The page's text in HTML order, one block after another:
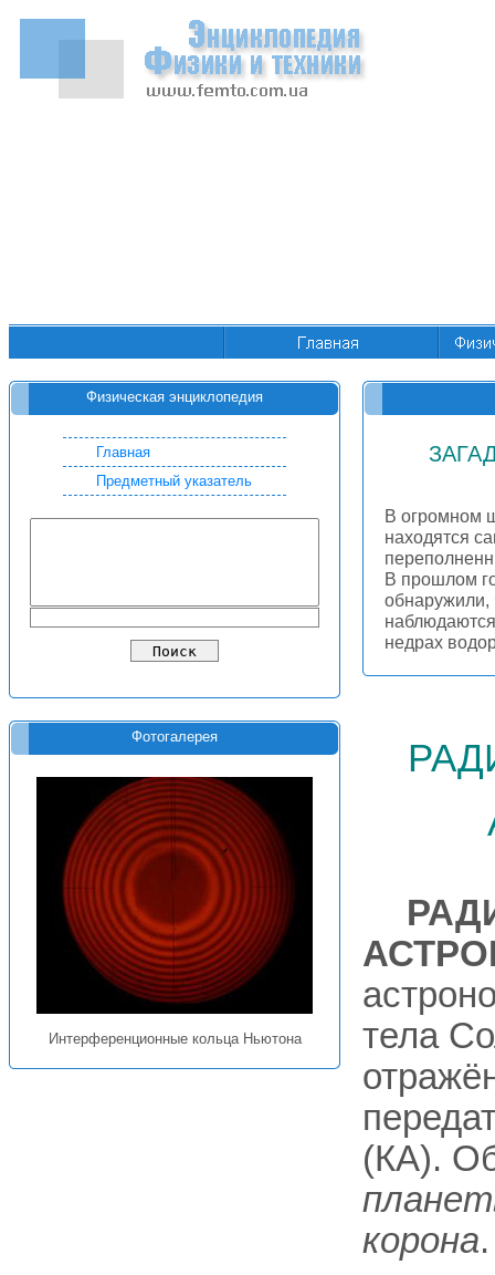
Физическая энциклопедия
Главная
Предметный указатель
Фотогалерея
Интерференционные кольца Ньютона
В огромном
находятся
В прошлом
обнаружили,
недрах
тела
(КА).
корона.